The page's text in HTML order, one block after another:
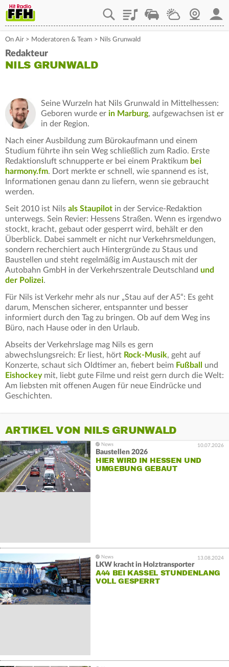
PlaylistStaupilotWetterWebcam
On Air > Moderatoren & Team > Nils Grunwald
Redakteur
NILS GRUNWALD
Seine Wurzeln hat Nils Grunwald in Mittelhessen:
Geboren wurde er in Marburg, aufgewachsen ist er
in der Region.
Nach einer Ausbildung zum Bürokaufmann und einem
Studium führte ihn sein Weg schließlich zum Radio. Erste
Redaktionsluft schnupperte er bei einem Praktikum bei
harmony.fm. Dort merkte er schnell, wie spannend es ist,
Informationen genau dann zu liefern, wenn sie gebraucht
werden.
Seit 2010 ist Nils als Staupilot in der Service-Redaktion
unterwegs. Sein Revier: Hessens Straßen. Wenn es irgendwo
stockt, kracht, gebaut oder gesperrt wird, behält er den
Überblick. Dabei sammelt er nicht nur Verkehrsmeldungen,
sondern recherchiert auch Hintergründe zu Staus und
Baustellen und steht regelmäßig im Austausch mit der
Autobahn GmbH in der Verkehrszentrale Deutschland und
der Polizei.
Für Nils ist Verkehr mehr als nur „Stau auf der A5“: Es geht
darum, Menschen sicherer, entspannter und besser
informiert durch den Tag zu bringen. Ob auf dem Weg ins
Büro, nach Hause oder in den Urlaub.
Abseits der Verkehrslage mag Nils es gern
abwechslungsreich: Er liest, hört Rock-Musik, geht auf
Konzerte, schaut sich Oldtimer an, fiebert beim Fußball
und
Eishockeymit, liebt gute Filme und reist gern durch die Welt:
Am liebsten mit offenen Augen für neue Eindrücke und
Geschichten.
ARTIKEL VON NILS GRUNWALD
10.07.2026
Baustellen 2026
HIER WIRD IN HESSEN UND
UMGEBUNG GEBAUT
13.08.2024
LKW kracht in Holztransporter
A44 BEI KASSEL STUNDENLANG
VOLL GESPERRT